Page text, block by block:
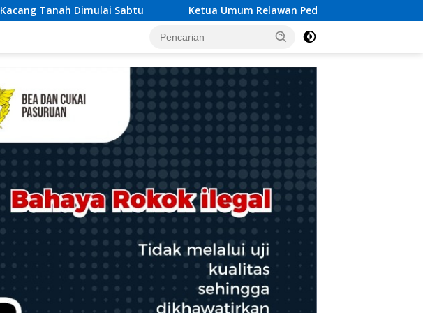
Ketua Umum Relawan Peduli Rakyat Lintas Batas Usulkan Dana Rehab-Rekon